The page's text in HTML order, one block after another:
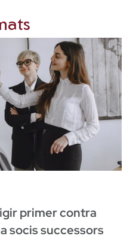
primer contra
socis successors